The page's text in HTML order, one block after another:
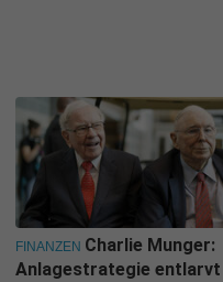
FINANZEN Charlie Munger:
Anlagestrategie entlarvt